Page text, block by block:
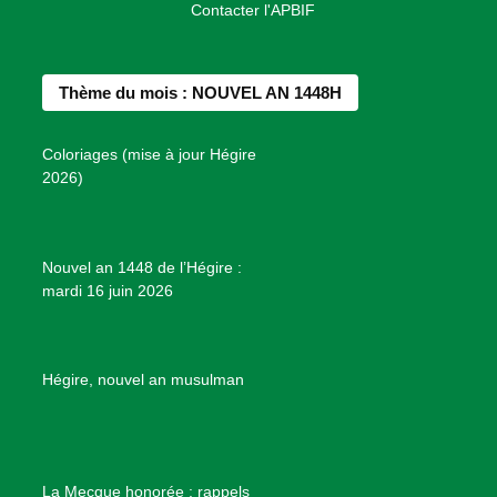
b
k
a
a
e
u
Contacter l'APBIF
Thème du mois : NOUVEL AN 1448H
Coloriages (mise à jour Hégire
2026)
Nouvel an 1448 de l’Hégire :
mardi 16 juin 2026
Hégire, nouvel an musulman
La Mecque honorée : rappels